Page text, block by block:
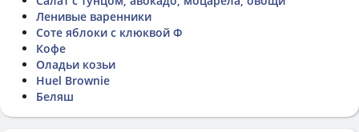
Ленивые варенники
Соте яблоки с клюквой Ф
Кофе
Оладьи козьи
Huel Brownie
Беляш